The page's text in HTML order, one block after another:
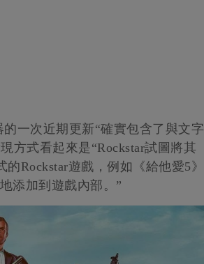
一次近期更新“確實包含了與文字
方式看起來是“Rockstar試圖將其
Rockstar遊戲，例如《給他愛5》
添加到遊戲內部。”